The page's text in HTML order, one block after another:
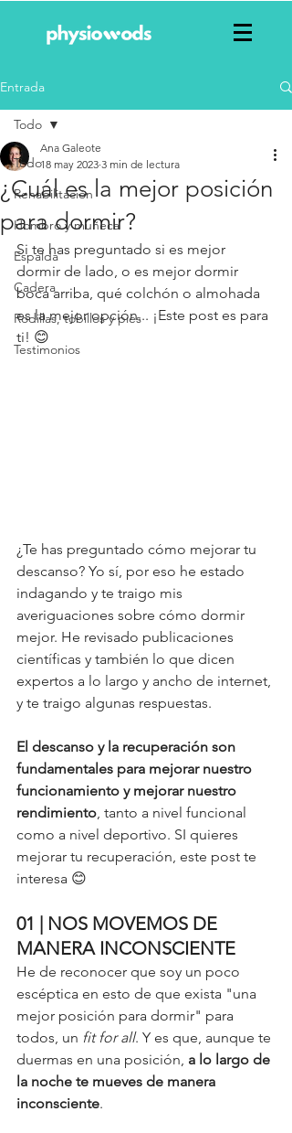
Entrada
Todo
Rehabilitación
Hombro y muñeca
Espalda
Cadera
Rodillas, tobillos y pies
Testimonios
Todo
¿Cuál es la mejor posición
para dormir?
Ana Galeote
18 may 2023 3 min de lectura
Si te has preguntado si es mejor
dormir de lado, o es mejor dormir
boca arriba, qué colchón o almohada
es la mejor opción... ¡Este post es para
ti! 😊
¿Te has preguntado cómo mejorar tu
descanso? Yo sí, por eso he estado
indagando y te traigo mis
averiguaciones sobre cómo dormir
mejor. He revisado publicaciones
científicas y también lo que dicen
expertos a lo largo y ancho de internet,
y te traigo algunas respuestas.
El descanso y la recuperación son
fundamentales para mejorar nuestro
funcionamiento y mejorar nuestro
rendimiento , tanto a nivel funcional
como a nivel deportivo. SI quieres
mejorar tu recuperación, este post te
interesa 😊
01 | NOS MOVEMOS DE
MANERA INCONSCIENTE
He de reconocer que soy un poco
escéptica en esto de que exista "una
mejor posición para dormir" para
todos, un fit for all. Y es que, aunque te
duermas en una posición, a lo largo de
la noche te mueves de manera
inconsciente.